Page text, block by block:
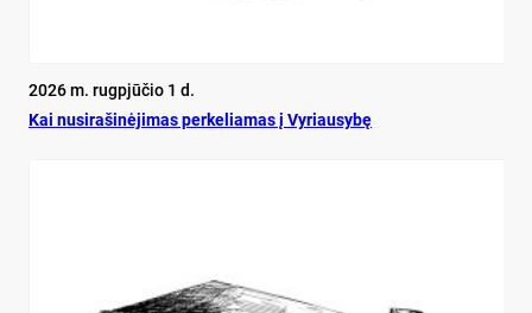
2026 m. rugpjūčio 1 d.
Kai nu­si­ra­ši­nė­ji­mas per­ke­lia­mas į Vy­riau­sy­bę